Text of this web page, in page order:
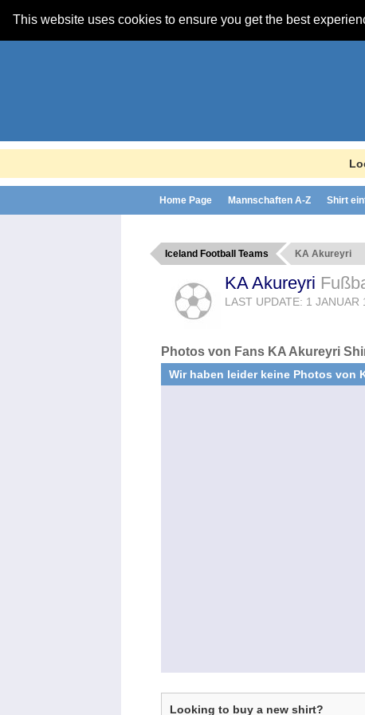
This website uses cookies to ensure you get the best
Home Page Mannschaften A-Z Shirt
Iceland Football Teams KA Akureyri
KA Akureyri
LAST UPDATE: 1 JANUAR
Photos von Fans KA Akureyri
Wir haben leider keine Photos von
Looking to buy a new shirt?